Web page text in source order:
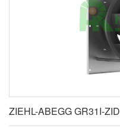
ZIEHL-ABEGG GR31I-